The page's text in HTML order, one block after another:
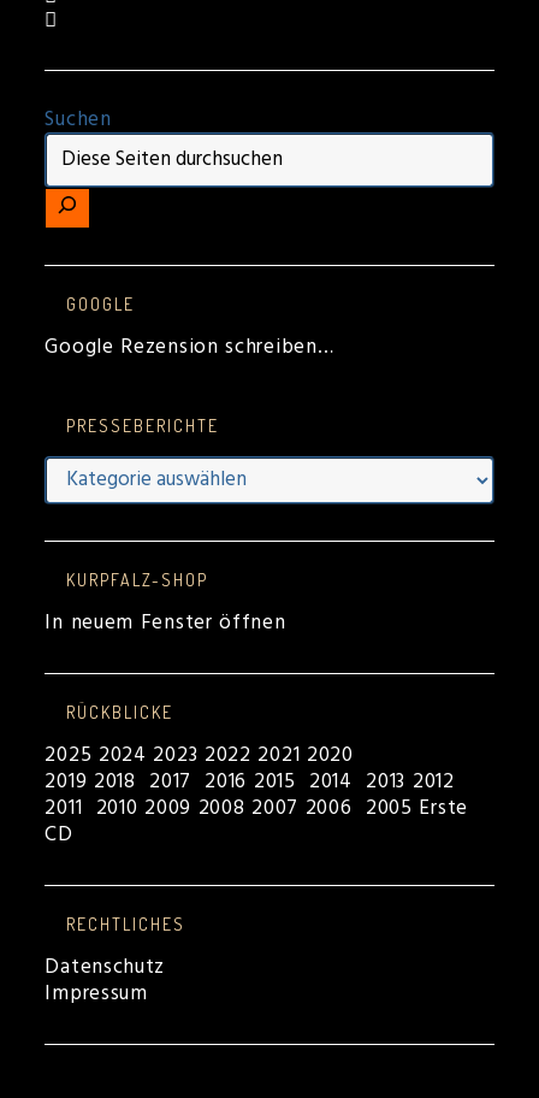
Suchen
GOOGLE
Google Rezension schreiben…
PRESSEBERICHTE
KURPFALZ-SHOP
In neuem Fenster öffnen
RÜCKBLICKE
2025 2024 2023 2022 2021 2020
2019 2018 2017 2016 2015 2014 2013 2012
2011 2010 2009 2008 2007 2006 2005 Erste
CD
RECHTLICHES
Datenschutz
Impressum